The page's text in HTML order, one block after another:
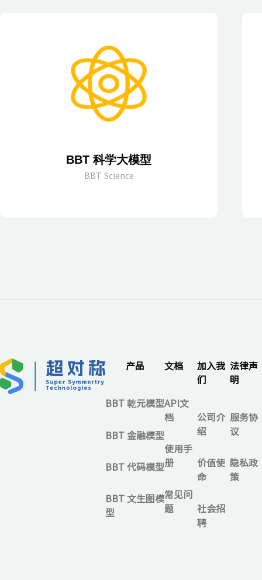
BBT 科学大模型
BBT Science
产品
BBT 乾元模型
BBT 金融模型
BBT 代码模型
BBT 文生图模
型
文档
API文
档
使用手
册
常见问
题
加入我
们
公司介
绍
价值使
命
社会招
聘
法律声
明
服务协
议
隐私政
策